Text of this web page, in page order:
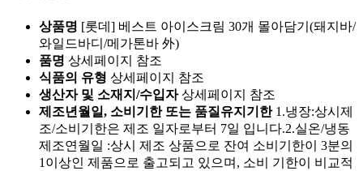
상품명 [롯데] 베스트 아이스크림 30개 몰아담기(돼지바/
와일드바디/메가톤바 外)
품명 상세페이지 참조
식품의 유형 상세페이지 참조
생산자 및 소재지/수입자 상세페이지 참조
제조년월일, 소비기한 또는 품질유지기한 1.냉장:상시제
조/소비기한은 제조 일자로부터 7일 입니다.2.실온/냉동
제조연월일 :상시 제조 상품으로 잔여 소비기한이 3분의
1이상인 제품으로 출고되고 있으며, 소비 기한이 비교적